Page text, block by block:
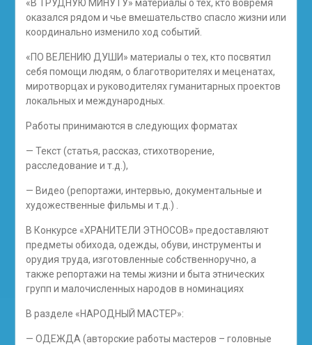
«В ТРУДНУЮ МИНУТУ» материалы о тех, кто вовремя
оказался рядом и чье вмешательство спасло жизни или
координально изменило ход событий.
«ПО ВЕЛЕНИЮ ДУШИ» материалы о тех, кто посвятил
себя помощи людям, о благотворителях и меценатах,
миротворцах и руководителях гуманитарных проектов
локальных и международных.
Работы принимаются в следующих форматах
— Текст (статья, рассказ, стихотворение,
расследование и т.д.),
— Видео (репортажи, интервью, документальные и
художественные фильмы и т.д.) .
В Конкурсе «ХРАНИТЕЛИ ЭТНОСОВ» предоставляют
предметы обихода, одежды, обуви, инструменты и
орудия труда, изготовленные собственноручно, а
также репортажи на темы жизни и быта этнических
групп и малочисленных народов в номинациях
В разделе «НАРОДНЫЙ МАСТЕР»:
— ОДЕЖДА (авторские работы мастеров – головные